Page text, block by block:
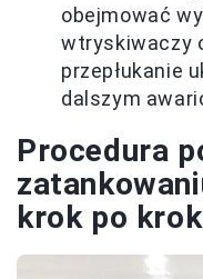
obejmować
wtryskiwaczy
przepłukanie
dalszym
Procedura
krok po